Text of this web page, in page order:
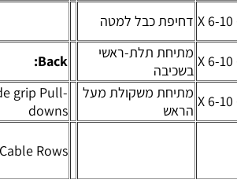
Back:
:גב
Wide grip Pull-
downs
מתח ידיים
רחבות
כבל